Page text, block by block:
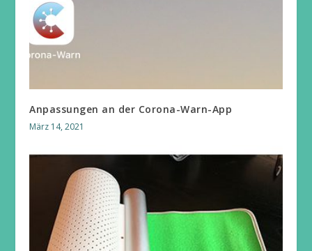
Anpassungen an der Corona-Warn-App
März 14, 2021